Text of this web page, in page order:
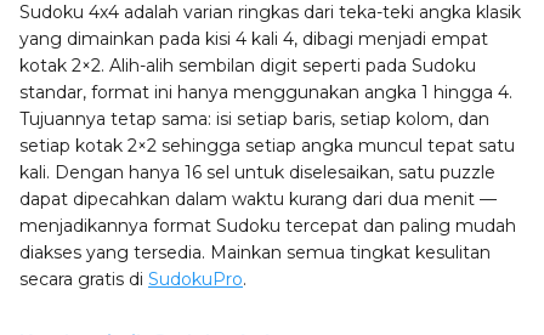
Sudoku 4x4 adalah varian ringkas dari teka-teki angka klasik
yang dimainkan pada kisi 4 kali 4, dibagi menjadi empat
kotak 2×2. Alih-alih sembilan digit seperti pada Sudoku
standar, format ini hanya menggunakan angka 1 hingga 4.
Tujuannya tetap sama: isi setiap baris, setiap kolom, dan
setiap kotak 2×2 sehingga setiap angka muncul tepat satu
kali. Dengan hanya 16 sel untuk diselesaikan, satu puzzle
dapat dipecahkan dalam waktu kurang dari dua menit —
menjadikannya format Sudoku tercepat dan paling mudah
diakses yang tersedia. Mainkan semua tingkat kesulitan
secara gratis di SudokuPro.